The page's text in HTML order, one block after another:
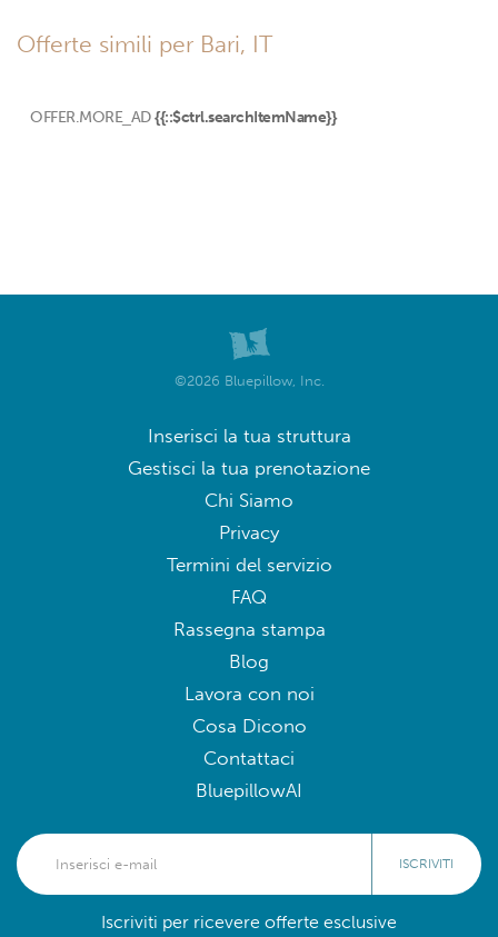
Offerte simili per Bari, IT
OFFER.MORE_AD {{::$ctrl.searchItemName}}
©2026 Bluepillow, Inc.
Inserisci la tua struttura
Gestisci la tua prenotazione
Chi Siamo
Privacy
Termini del servizio
FAQ
Rassegna stampa
Blog
Lavora con noi
Cosa Dicono
Contattaci
BluepillowAI
ISCRIVITI
Iscriviti per ricevere offerte esclusive